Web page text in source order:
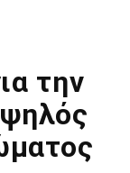
την